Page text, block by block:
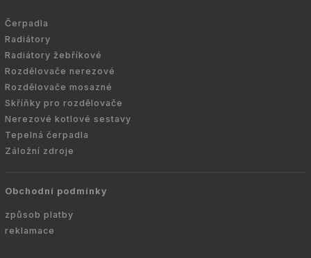
Čerpadla
Radiátory
Radiátory žebříkové
Rozdělovače nerezové
Rozdělovače mosazné
Skříňky pro rozdělovače
Nerezové kotlové sestavy
Tepelná čerpadla
Záložní zdroje
Obchodní podmínky
způsob platby
reklamace